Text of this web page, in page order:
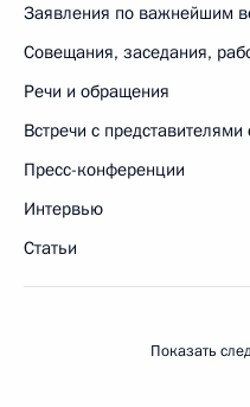
Заявления по важнейшим
Совещания, заседания,
Речи и обращения
Встречи с
Пресс-конференции
Интервью
Статьи
Показать